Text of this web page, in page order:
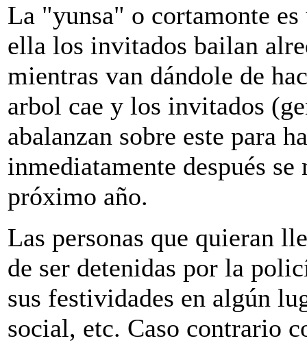
La "yunsa" o cortamonte
ella los invitados bailan
mientras van dándole de
arbol cae y los invitados
abalanzan sobre este para
inmediatamente después
próximo año.
Las personas que quieran
de ser detenidas por la
sus festividades en algún
social, etc. Caso contrario